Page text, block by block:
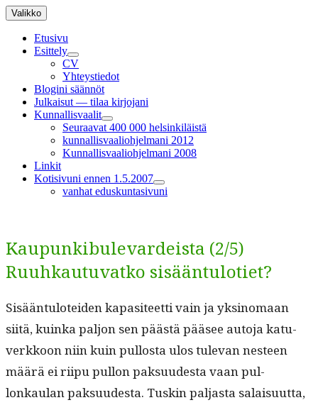
Siirry
sisältöön
Valikko
Etusivu
Esittely
näytä
alavalikko
CV
Yhteystiedot
Blogini säännöt
Julkaisut — tilaa kirjojani
Kunnallisvaalit
näytä
alavalikko
Seuraavat 400 000 helsinkiläistä
kunnallisvaaliohjelmani 2012
Kunnallisvaaliohjelmani 2008
Linkit
Kotisivuni ennen 1.5.2007
näytä
alavalikko
vanhat eduskuntasivuni
Kaupunkibulevardeista (2/5)
Ruuhkautuvatko sisääntulotiet?
Sisään­tu­lotei­den kap­a­siteet­ti vain ja yksi­no­maan
siitä, kuin­ka paljon sen päästä pääsee auto­ja katu­
verkkoon niin kuin pul­losta ulos tule­van nes­teen
määrä ei riipu pul­lon pak­su­ud­es­ta vaan pul­
lonkaulan pak­su­ud­es­ta. Tuskin pal­jas­ta salaisu­ut­ta,